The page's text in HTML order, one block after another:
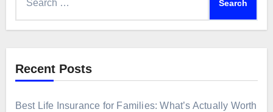
Recent Posts
Best Life Insurance for Families: What’s Actually Worth